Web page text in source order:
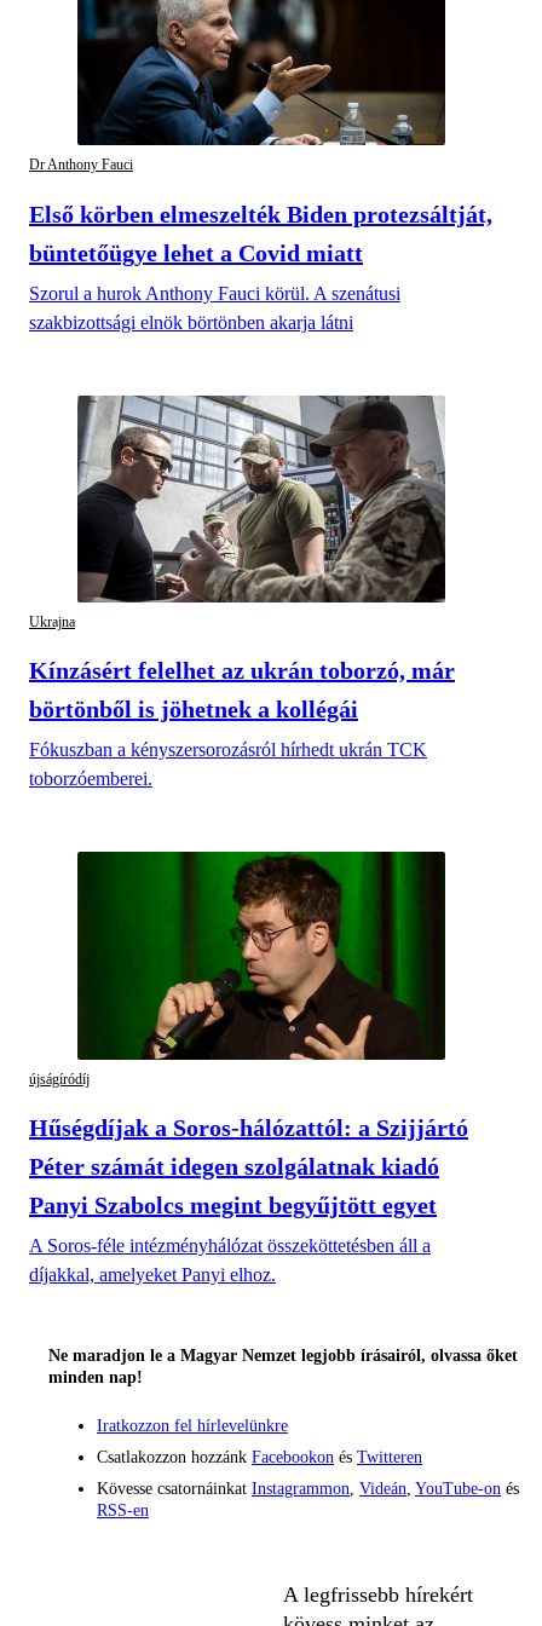
Dr Anthony Fauci
Első körben elmeszelték Biden protezsáltját,
büntetőügye lehet a Covid miatt
Szorul a hurok Anthony Fauci körül. A szenátusi
szakbizottsági elnök börtönben akarja látni
Ukrajna
Kínzásért felelhet az ukrán toborzó, már
börtönből is jöhetnek a kollégái
Fókuszban a kényszersorozásról hírhedt ukrán TCK
toborzóemberei.
újságíródíj
Hűségdíjak a Soros-hálózattól: a Szijjártó
Péter számát idegen szolgálatnak kiadó
Panyi Szabolcs megint begyűjtött egyet
A Soros-féle intézményhálózat összeköttetésben áll a
díjakkal, amelyeket Panyi elhoz.
Ne maradjon le a Magyar Nemzet legjobb írásairól, olvassa őket
minden nap!
Iratkozzon fel hírlevelünkre
Csatlakozzon hozzánk Facebookon és Twitteren
Kövesse csatornáinkat Instagrammon, Videán, YouTube-on és
RSS-en
A legfrissebb hírekért